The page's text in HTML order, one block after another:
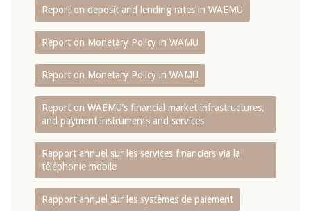
Report on deposit and lending rates in WAEMU
Report on Monetary Policy in WAMU
Report on Monetary Policy in WAMU
Report on WAEMU’s financial market infrastructures,
and payment instruments and services
Rapport annuel sur les services financiers via la
téléphonie mobile
Rapport annuel sur les systèmes de paiement